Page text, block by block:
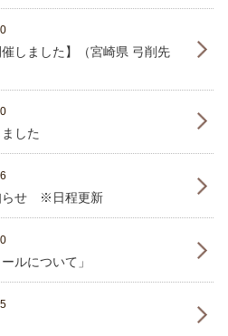
しました】（宮崎県 弓削先
した
らせ ※日程更新
ルについて」